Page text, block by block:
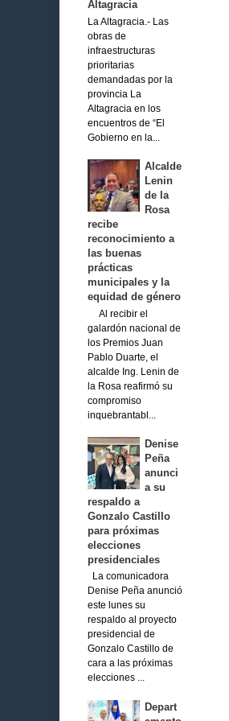
Altagracia
La Altagracia.- Las
obras de
infraestructuras
prioritarias
demandadas por la
provincia La
Altagracia en los
encuentros de “El
Gobierno en la...
Alcalde
Lenin
de la
Rosa
recibe
reconocimiento a
las buenas
prácticas
municipales y la
equidad de género
Al recibir el
galardón nacional de
los Premios Juan
Pablo Duarte, el
alcalde Ing. Lenin de
la Rosa reafirmó su
compromiso
inquebrantabl...
Denise
Peña
anunci
a su
respaldo a
Gonzalo Castillo
para próximas
elecciones
presidenciales
La comunicadora
Denise Peña anunció
este lunes su
respaldo al proyecto
presidencial de
Gonzalo Castillo de
cara a las próximas
elecciones ...
Depart